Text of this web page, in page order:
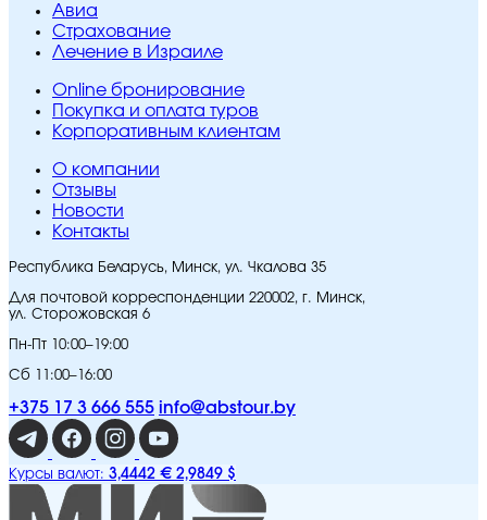
Авиа
Страхование
Лечение в Израиле
Online бронирование
Покупка и оплата туров
Корпоративным клиентам
O компании
Отзывы
Новости
Контакты
Республика Беларусь, Минск, ул. Чкалова 35
Для почтовой корреспонденции 220002, г. Минск,
ул. Сторожовская 6
Пн-Пт 10:00–19:00
Сб 11:00–16:00
+375 17 3 666 555 info@abstour.by
Курсы валют: 3,4442 € 2,9849 $